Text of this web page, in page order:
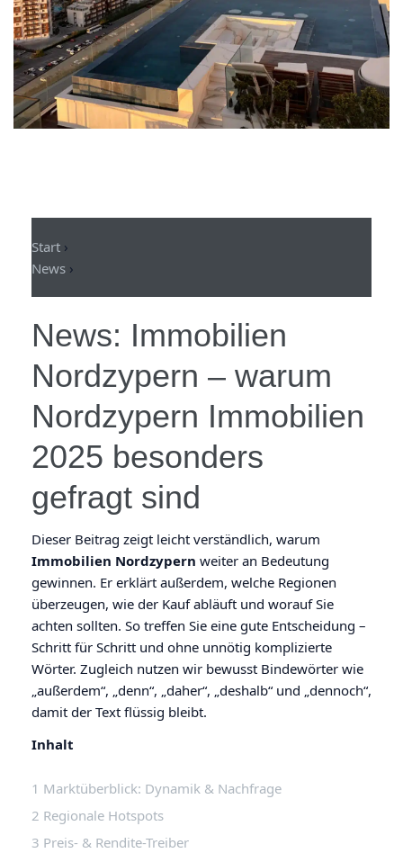
News
Kontakt
Start ›
News ›
News: Immobilien
Nordzypern – warum
Nordzypern Immobilien
2025 besonders
gefragt sind
Dieser Beitrag zeigt leicht verständlich, warum
Immobilien Nordzypern weiter an Bedeutung
gewinnen. Er erklärt außerdem, welche Regionen
überzeugen, wie der Kauf abläuft und worauf Sie
achten sollten. So treffen Sie eine gute Entscheidung –
Schritt für Schritt und ohne unnötig komplizierte
Wörter. Zugleich nutzen wir bewusst Bindewörter wie
„außerdem“, „denn“, „daher“, „deshalb“ und „dennoch“,
damit der Text flüssig bleibt.
Inhalt
Marktüberblick: Dynamik & Nachfrage
Regionale Hotspots
Preis- & Rendite-Treiber